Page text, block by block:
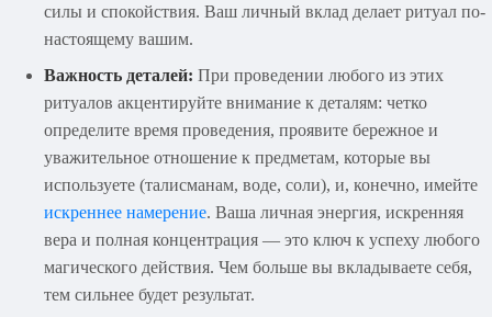
силы и спокойствия. Ваш личный вклад делает ритуал по-
настоящему вашим.
Важность деталей: При проведении любого из этих
ритуалов акцентируйте внимание к деталям: четко
определите время проведения, проявите бережное и
уважительное отношение к предметам, которые вы
используете (талисманам, воде, соли), и, конечно, имейте
искреннее намерение. Ваша личная энергия, искренняя
вера и полная концентрация — это ключ к успеху любого
магического действия. Чем больше вы вкладываете себя,
тем сильнее будет результат.